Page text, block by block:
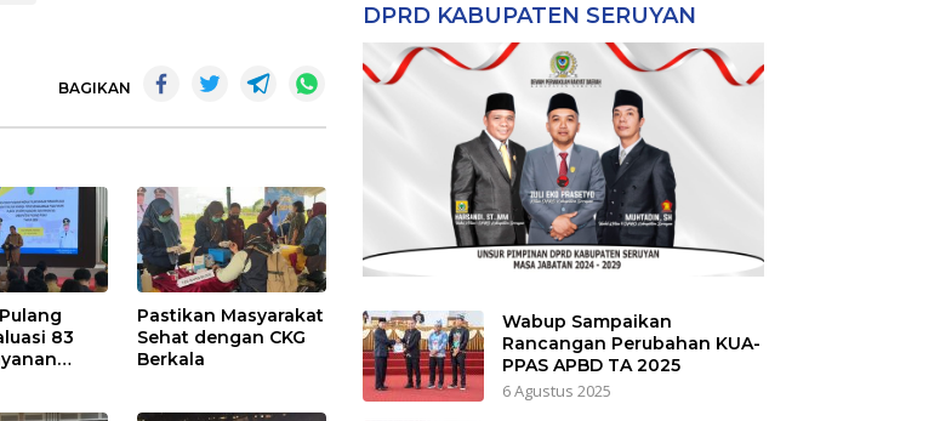
BAGIKAN
83
Pastikan Masyarakat
Sehat dengan CKG
Berkala
DPRD KABUPATEN SERUYAN
Wabup Sampaikan
Rancangan Perubahan KUA-
PPAS APBD TA 2025
6 Agustus 2025